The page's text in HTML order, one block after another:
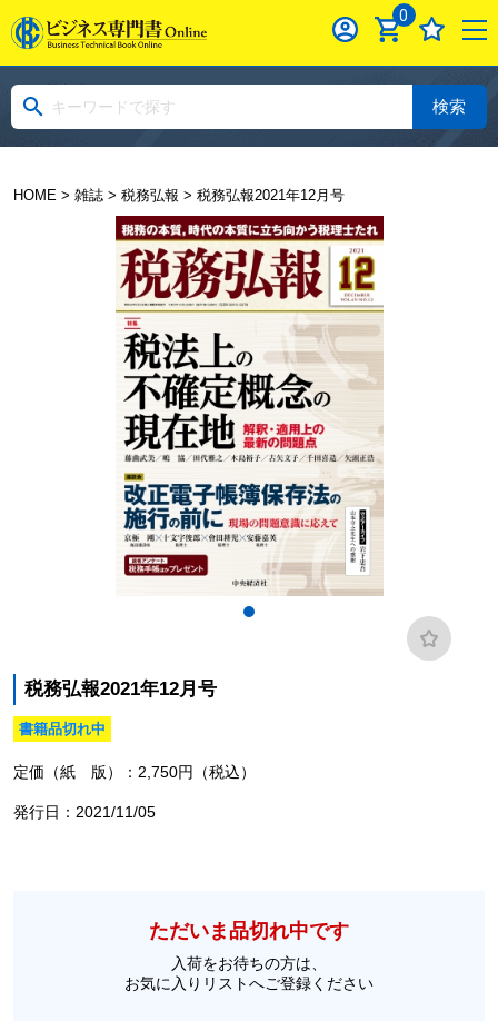
0
検索
HOME> 雑誌> 税務弘報 > 税務弘報2021年12月号
税務弘報2021年12月号
書籍品切れ中
定価（紙 版）：2,750円（税込）
発行日：2021/11/05
ただいま品切れ中です
入荷をお待ちの方は、
お気に入りリストへご登録ください